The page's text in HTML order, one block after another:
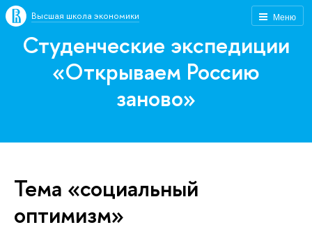
Меню
Высшая школа экономики
Студенческие экспедиции
«Открываем Россию
заново»
Тема «социальный
оптимизм»